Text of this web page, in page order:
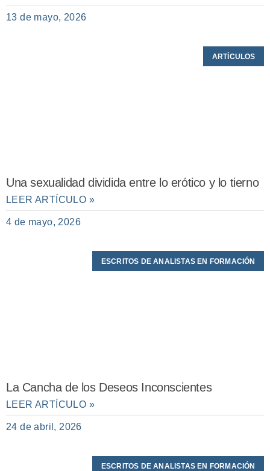
13 de mayo, 2026
ARTÍCULOS
Una sexualidad dividida entre lo erótico y lo tierno
LEER ARTÍCULO »
4 de mayo, 2026
ESCRITOS DE ANALISTAS EN FORMACIÓN
La Cancha de los Deseos Inconscientes
LEER ARTÍCULO »
24 de abril, 2026
ESCRITOS DE ANALISTAS EN FORMACIÓN